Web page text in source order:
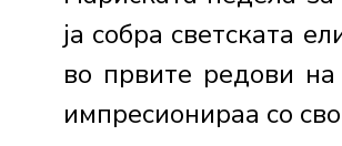
ја собра светската
во првите редови
импресионираа со